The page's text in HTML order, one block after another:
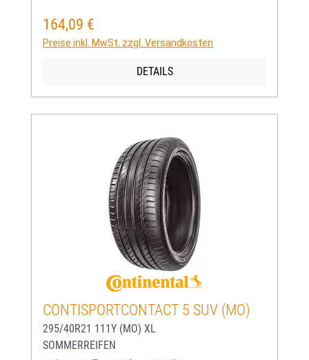
Regulärer Preis:
164,09 €
Preise inkl. MwSt. zzgl. Versandkosten
DETAILS
CONTISPORTCONTACT 5 SUV (MO)
295/40R21 111Y (MO) XL
SOMMERREIFEN